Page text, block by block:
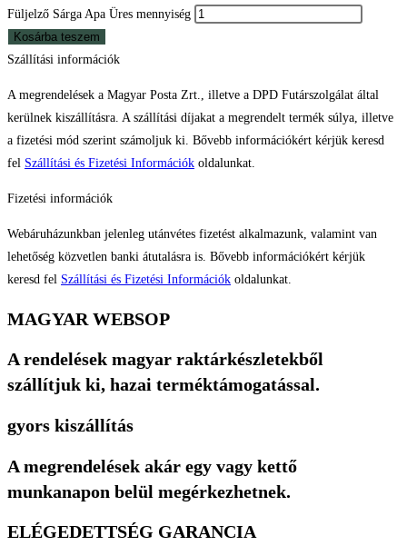
Füljelző Sárga Apa Üres mennyiség
Kosárba teszem
Szállítási információk
A megrendelések a Magyar Posta Zrt., illetve a DPD Futárszolgálat által
kerülnek kiszállításra. A szállítási díjakat a megrendelt termék súlya, illetve
a fizetési mód szerint számoljuk ki. Bővebb információkért kérjük keresd
fel Szállítási és Fizetési Információk oldalunkat.
Fizetési információk
Webáruházunkban jelenleg utánvétes fizetést alkalmazunk, valamint van
lehetőség közvetlen banki átutalásra is. Bővebb információkért kérjük
keresd fel Szállítási és Fizetési Információk oldalunkat.
MAGYAR WEBSOP
A rendelések magyar raktárkészletekből
szállítjuk ki, hazai terméktámogatással.
gyors kiszállítás
A megrendelések akár egy vagy kettő
munkanapon belül megérkezhetnek.
ELÉGEDETTSÉG GARANCIA